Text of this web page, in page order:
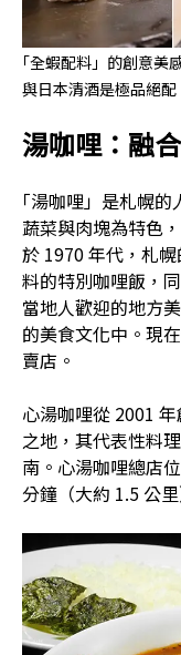
｢全蝦配料」的創意美
與日本清酒是極品絕
湯咖哩：融
｢湯咖哩」是札幌
蔬菜與肉塊為特色
於 1970 年代，札
料的特別咖哩飯，
當地人歡迎的地方
的美食文化中。現
賣店。
心湯咖哩從 2001
之地，其代表性料
南。心湯咖哩總店
分鐘（大約 1.5 公